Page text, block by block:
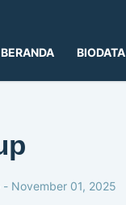
BERANDA BIODATA
- November 01, 2025